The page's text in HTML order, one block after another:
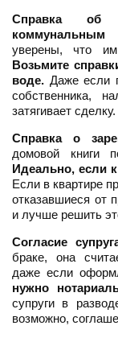
Справка об
коммунальным
уверены, что
Возьмите
воде. Даже если
собственника,
затягивает сделку.
Справка о
домовой книги
Идеально, если
Если в квартире
отказавшиеся от
и лучше решить
Согласие
браке, она
даже если
нужно
супруги в
возможно,